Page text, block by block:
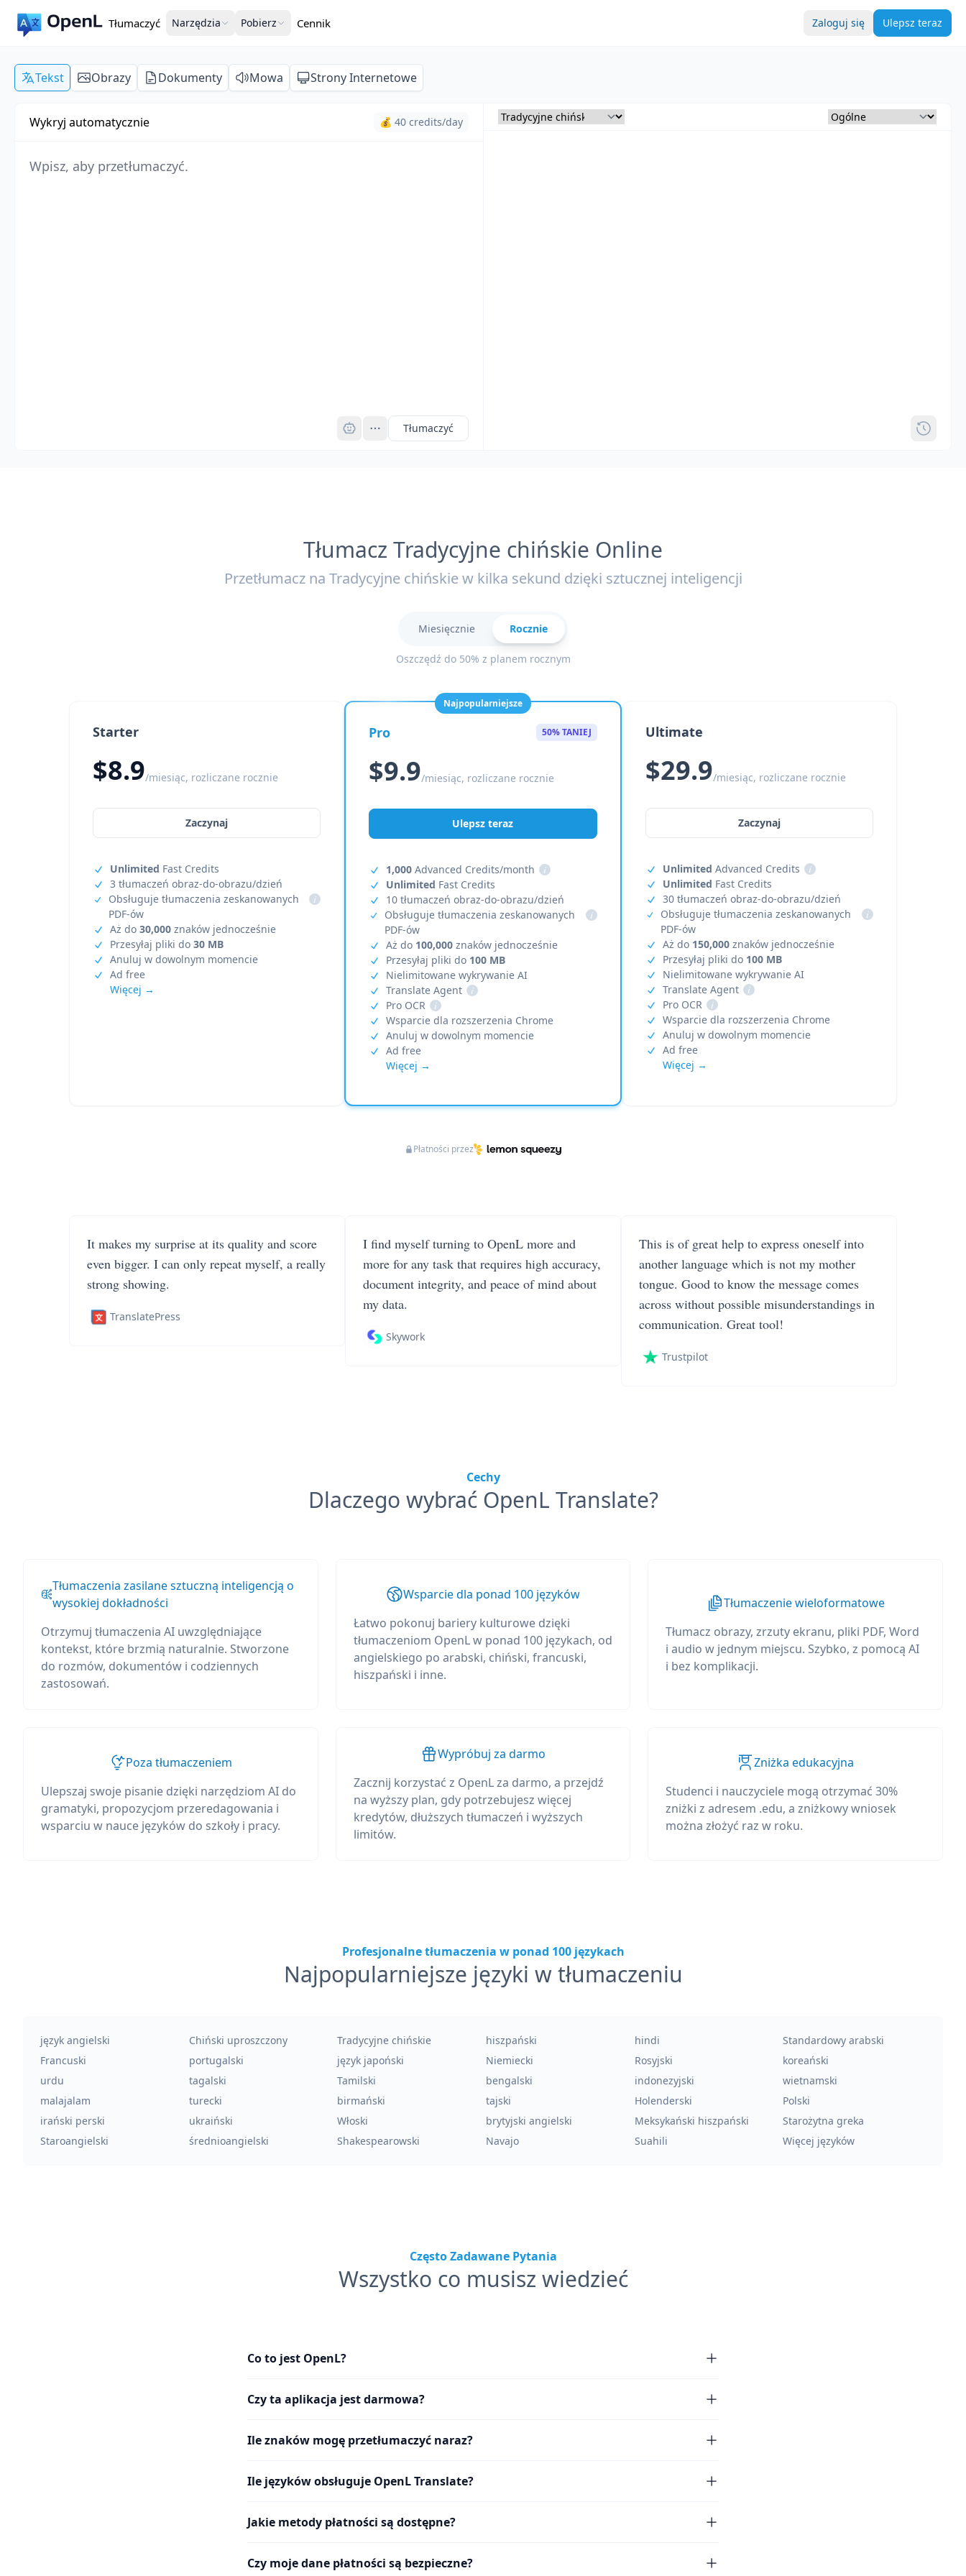
Tłumaczyć Narzędzia Pobierz Cennik Zaloguj się Ulepsz teraz
Tekst Obrazy Dokumenty Mowa Strony Internetowe
Wykryj automatycznie 💰 40 credits/day
Tłumaczyć
Tłumacz Tradycyjne chińskie Online
Przetłumacz na Tradycyjne chińskie w kilka sekund dzięki sztucznej inteligencji
Miesięcznie Rocznie
Oszczędź do 50% z planem rocznym
Starter
$8.9/miesiąc, rozliczane rocznie
Zaczynaj
Unlimited Fast Credits
3 tłumaczeń obraz-do-obrazu/dzień
Obsługuje tłumaczenia zeskanowanych
PDF-ów
i
Aż do 30,000 znaków jednocześnie
Przesyłaj pliki do 30 MB
Anuluj w dowolnym momencie
Ad free
Więcej →
Najpopularniejsze
Pro 50% TANIEJ
$9.9/miesiąc, rozliczane rocznie
Ulepsz teraz
1,000 Advanced Credits/month
i
Unlimited Fast Credits
10 tłumaczeń obraz-do-obrazu/dzień
Obsługuje tłumaczenia zeskanowanych
PDF-ów
i
Aż do 100,000 znaków jednocześnie
Przesyłaj pliki do 100 MB
Nielimitowane wykrywanie AI
Translate Agent
i
Pro OCR
i
Wsparcie dla rozszerzenia Chrome
Anuluj w dowolnym momencie
Ad free
Więcej →
Ultimate
$29.9/miesiąc, rozliczane rocznie
Zaczynaj
Unlimited Advanced Credits
i
Unlimited Fast Credits
30 tłumaczeń obraz-do-obrazu/dzień
Obsługuje tłumaczenia zeskanowanych
PDF-ów
i
Aż do 150,000znaków jednocześnie
Przesyłaj pliki do 100 MB
Nielimitowane wykrywanie AI
Translate Agent
i
Pro OCR
i
Wsparcie dla rozszerzenia Chrome
Anuluj w dowolnym momencie
Ad free
Więcej →
Płatności przez
It makes my surprise at its quality and score
even bigger. I can only repeat myself, a really
strong showing.
TranslatePress
I find myself turning to OpenL more and
more for any task that requires high accuracy,
document integrity, and peace of mind about
my data.
Skywork
This is of great help to express oneself into
another language which is not my mother
tongue. Good to know the message comes
across without possible misunderstandings in
communication. Great tool!
Trustpilot
Cechy
Dlaczego wybrać OpenL Translate?
Tłumaczenia zasilane sztuczną inteligencją o
wysokiej dokładności
Otrzymuj tłumaczenia AI uwzględniające
kontekst, które brzmią naturalnie. Stworzone
do rozmów, dokumentów i codziennych
zastosowań.
Wsparcie dla ponad 100 języków
Łatwo pokonuj bariery kulturowe dzięki
tłumaczeniom OpenL w ponad 100 językach, od
angielskiego po arabski, chiński, francuski,
hiszpański i inne.
Tłumaczenie wieloformatowe
Tłumacz obrazy, zrzuty ekranu, pliki PDF, Word
i audio w jednym miejscu. Szybko, z pomocą AI
i bez komplikacji.
Poza tłumaczeniem
Ulepszaj swoje pisanie dzięki narzędziom AI do
gramatyki, propozycjom przeredagowania i
wsparciu w nauce języków do szkoły i pracy.
Wypróbuj za darmo
Zacznij korzystać z OpenL za darmo, a przejdź
na wyższy plan, gdy potrzebujesz więcej
kredytów, dłuższych tłumaczeń i wyższych
limitów.
Zniżka edukacyjna
Studenci i nauczyciele mogą otrzymać 30%
zniżki z adresem .edu, a zniżkowy wniosek
można złożyć raz w roku.
Profesjonalne tłumaczenia w ponad 100 językach
Najpopularniejsze języki w tłumaczeniu
język angielski Chiński uproszczony Tradycyjne chińskie hiszpański hindi
Standardowy arabski
Francuski
portugalski język japoński Niemiecki Rosyjski
koreański
urdu
tagalski Tamilski bengalski indonezyjski
wietnamski
malajalam
turecki birmański tajski Holenderski
Polski
irański perski
ukraiński Włoski brytyjski angielski Meksykański hiszpański
Starożytna greka
Staroangielski
średnioangielski Shakespearowski Navajo Suahili Więcej języków
Często Zadawane Pytania
Wszystko co musisz wiedzieć
Co to jest OpenL?
Czy ta aplikacja jest darmowa?
Ile znaków mogę przetłumaczyć naraz?
Ile języków obsługuje OpenL Translate?
Jakie metody płatności są dostępne?
Czy moje dane płatności są bezpieczne?